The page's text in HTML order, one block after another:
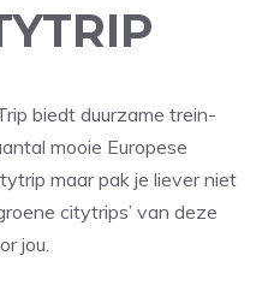
biedt duurzame trein-
mooie Europese
maar pak je liever niet
citytrips’ van deze
jou.